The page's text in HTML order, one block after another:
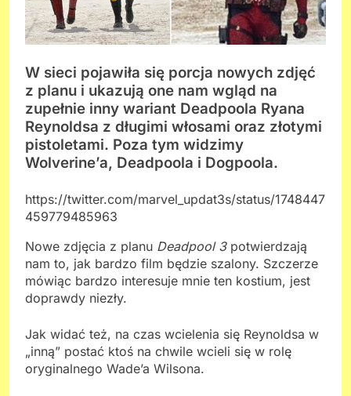
W sieci pojawiła się porcja nowych zdjęć
z planu i ukazują one nam wgląd na
zupełnie inny wariant Deadpoola Ryana
Reynoldsa z długimi włosami oraz złotymi
pistoletami. Poza tym widzimy
Wolverine’a, Deadpoola i Dogpoola.
https://twitter.com/marvel_updat3s/status/1748447
459779485963
Nowe zdjęcia z planu Deadpool 3potwierdzają
nam to, jak bardzo film będzie szalony. Szczerze
mówiąc bardzo interesuje mnie ten kostium, jest
doprawdy niezły.
Jak widać też, na czas wcielenia się Reynoldsa w
„inną” postać ktoś na chwile wcieli się w rolę
oryginalnego Wade’a Wilsona.